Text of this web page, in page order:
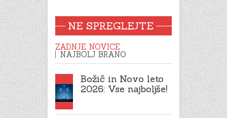
NE SPREGLEJTE
ZADNJE NOVICE
NAJBOLJ BRANO
Božič in Novo leto
2026: Vse najboljše!